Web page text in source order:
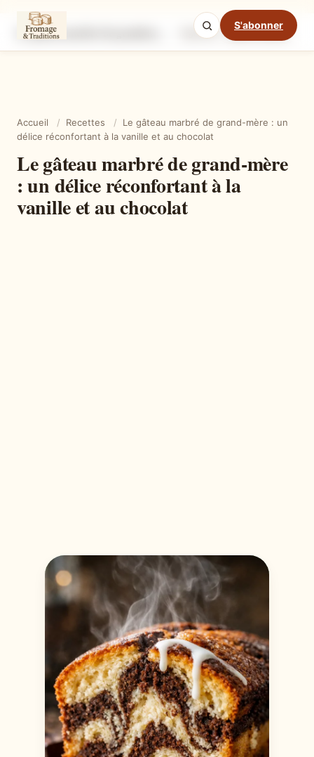
S'abonner
Ingrédients Étapes
Mode cuisine
Accueil / Recettes /
Le gâteau marbré de grand-mère : un
délice réconfortant à la vanille et au chocolat
Le gâteau marbré de grand-mère
: un délice réconfortant à la
vanille et au chocolat